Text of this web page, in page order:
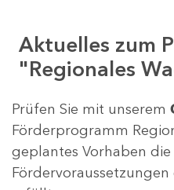
Aktuelles zum
"Regionales
Prüfen Sie mit unserem
Förderprogramm
geplantes Vorhaben